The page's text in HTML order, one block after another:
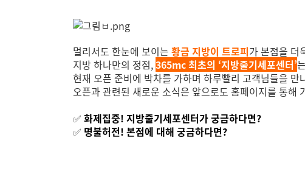
멀리서도 한눈에 보이는 황금 지방이 트로피가 본점을 더
지방 하나만의 정점,365mc 최초의 ‘지방줄기세포센터’는
현재 오픈 준비에 박차를 가하며 하루빨리 고객님들을 만
오픈과 관련된 새로운 소식은 앞으로도 홈페이지를 통해
✅ 화제집중! 지방줄기세포센터가 궁금하다면?
✅ 명불허전! 본점에 대해 궁금하다면?